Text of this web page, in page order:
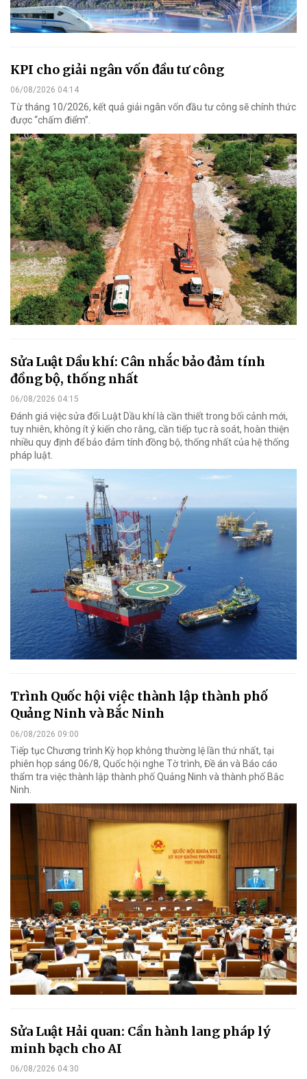
KPI cho giải ngân vốn đầu tư công
06/08/2026 04:14
Từ tháng 10/2026, kết quả giải ngân vốn đầu tư công sẽ chính thức
được “chấm điểm”.
Sửa Luật Dầu khí: Cân nhắc bảo đảm tính
đồng bộ, thống nhất
06/08/2026 04:15
Đánh giá việc sửa đổi Luật Dầu khí là cần thiết trong bối cảnh mới,
tuy nhiên, không ít ý kiến cho rằng, cần tiếp tục rà soát, hoàn thiện
nhiều quy định để bảo đảm tính đồng bộ, thống nhất của hệ thống
pháp luật.
Trình Quốc hội việc thành lập thành phố
Quảng Ninh và Bắc Ninh
06/08/2026 09:00
Tiếp tục Chương trình Kỳ họp không thường lệ lần thứ nhất, tại
phiên họp sáng 06/8, Quốc hội nghe Tờ trình, Đề án và Báo cáo
thẩm tra việc thành lập thành phố Quảng Ninh và thành phố Bắc
Ninh.
Sửa Luật Hải quan: Cần hành lang pháp lý
minh bạch cho AI
06/08/2026 04:30